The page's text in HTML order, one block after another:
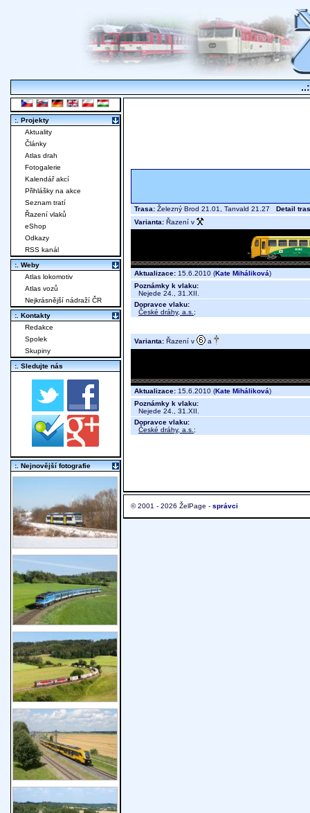
Trasa: Železný Brod 21.01, Tanvald 21.27 Detail
Varianta: Řazení v
Aktualizace: 15.6.2010 (Kate Miháliková)
Poznámky k vlaku:
Nejede 24., 31.XII.
Dopravce vlaku:
České dráhy, a.s. ;
Varianta: Řazení v a
Aktualizace: 15.6.2010 (Kate Miháliková)
Poznámky k vlaku:
Nejede 24., 31.XII.
Dopravce vlaku:
České dráhy, a.s. ;
© 2001 - 2026 ŽelPage - správci
:. Projekty
Aktuality
Články
Atlas drah
Fotogalerie
Kalendář akcí
Přihlášky na akce
Seznam tratí
Řazení vlaků
eShop
Odkazy
RSS kanál
:. Weby
Atlas lokomotiv
Atlas vozů
Nejkrásnější nádraží ČR
:. Kontakty
Redakce
Spolek
Skupiny
:. Sledujte nás
:. Nejnovější fotografie